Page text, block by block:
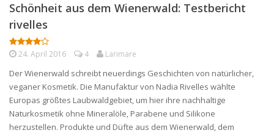
Schönheit aus dem Wienerwald: Testbericht
rivelles
24. April 2016 4 Larimare
Der Wienerwald schreibt neuerdings Geschichten von natürlicher,
veganer Kosmetik. Die Manufaktur von Nadia Rivelles wählte
Europas größtes Laubwaldgebiet, um hier ihre nachhaltige
Naturkosmetik ohne Mineralöle, Parabene und Silikone
herzustellen. Produkte und Düfte aus dem Wienerwald, dem